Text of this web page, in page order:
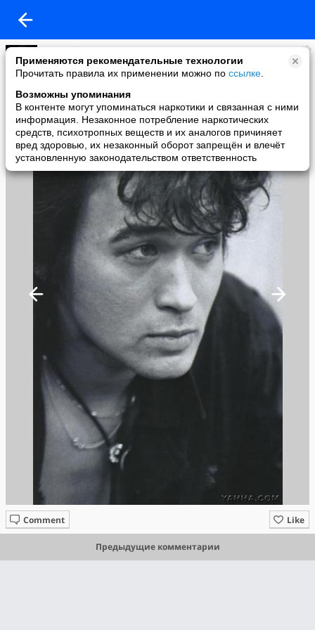
Применяются рекомендательные технологии
Прочитать правила их применении можно по ссылке
Возможны упоминания
В контенте могут упоминаться наркотики и связанная с ними
информация. Незаконное потребление наркотических
средств, психотропных веществ и их аналогов причиняет
вред здоровью, их незаконный оборот запрещён и влечёт
установленную законодательством ответственность
COBECTb
added a photo
21 Apr в 02:50
Like
Comment
Предыдущие комментарии